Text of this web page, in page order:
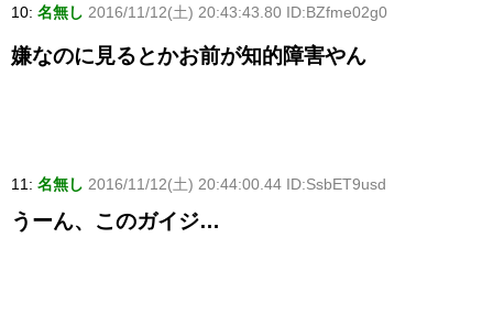
10: 名無し 2016/11/12(土) 20:43:43.80 ID:BZfme02g0
嫌なのに見るとかお前が知的障害やん
11: 名無し 2016/11/12(土) 20:44:00.44 ID:SsbET9usd
うーん、このガイジ…